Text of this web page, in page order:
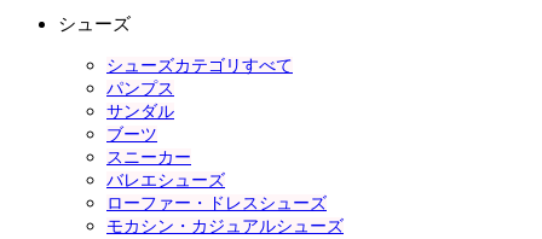
シューズ
シューズカテゴリすべて
パンプス
サンダル
ブーツ
スニーカー
バレエシューズ
ローファー・ドレスシューズ
モカシン・カジュアルシューズ